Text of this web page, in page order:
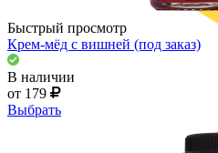
Быстрый просмотр
Крем-мёд с вишней (под заказ)
В наличии
от 179
Выбрать